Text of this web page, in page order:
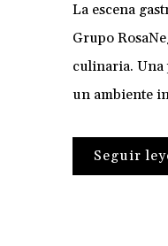
La escena
Grupo
culinaria. Una
un ambiente
Seguir